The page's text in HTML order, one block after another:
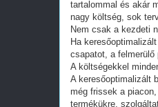
tartalommal és akár
nagy költség, sok
Nem csak a kezdeti
Ha
csapatot, a felmerülő
A költségekkel
A keresőoptimalizált
még frissek a
termékükre,